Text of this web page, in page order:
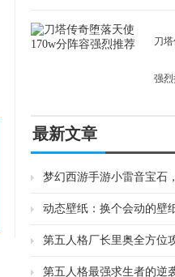
刀
强
最新文章
动态壁纸：换个会动的壁